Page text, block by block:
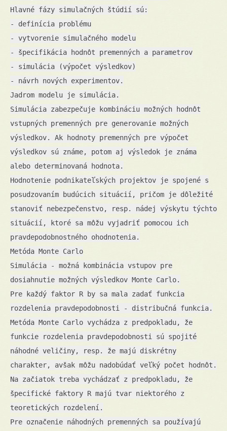
Hlavné fázy simulačných štúdií sú:
- definícia problému
- vytvorenie simulačného modelu
- špecifikácia hodnôt premenných a parametrov
- simulácia (výpočet výsledkov)
- návrh nových experimentov.
Jadrom modelu je simulácia.
Simulácia zabezpečuje kombináciu možných hodnôt
vstupných premenných pre generovanie možných
výsledkov. Ak hodnoty premenných pre výpočet
výsledkov sú známe, potom aj výsledok je známa
alebo determinovaná hodnota.
Hodnotenie podnikateľských projektov je spojené s
posudzovaním budúcich situácií, pričom je dôležité
stanoviť nebezpečenstvo, resp. nádej výskytu týchto
situácií, ktoré sa môžu vyjadriť pomocou ich
pravdepodobnostného ohodnotenia.
Metóda Monte Carlo
Simulácia - možná kombinácia vstupov pre
dosiahnutie možných výsledkov Monte Carlo.
Pre každý faktor R by sa mala zadať funkcia
rozdelenia pravdepodobnosti - distribučná funkcia.
Metóda Monte Carlo vychádza z predpokladu, že
funkcie rozdelenia pravdepodobnosti sú spojité
náhodné veličiny, resp. že majú diskrétny
charakter, avšak môžu nadobúdať veľký počet hodnôt.
Na začiatok treba vychádzať z predpokladu, že
špecifické faktory R majú tvar niektorého z
teoretických rozdelení.
Pre označenie náhodných premenných sa používajú